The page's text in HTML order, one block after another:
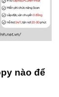
nào để